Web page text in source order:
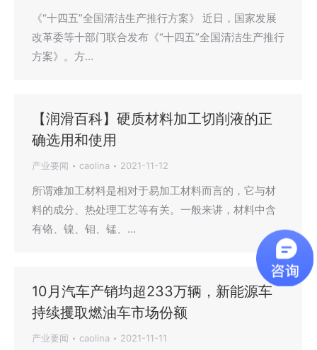
《“十四五”全国清洁生产推行方案》 近日，国家发展
改革委等十部门联合发布《“十四五”全国清洁生产推行
方案》。方…
【润滑百科】硬质材料加工切削液的正
确选用和使用
产业要闻 caolina 2021-11-12
所谓难加工材料是相对于易加工材料而言的，它与材
料的成分、热处理工艺等有关。一般来讲，材料中含
有铬、镍、钼、锰、…
10月汽车产销均超233万辆，新能源车
持续攫取燃油车市场份额
产业要闻 caolina 2021-11-11